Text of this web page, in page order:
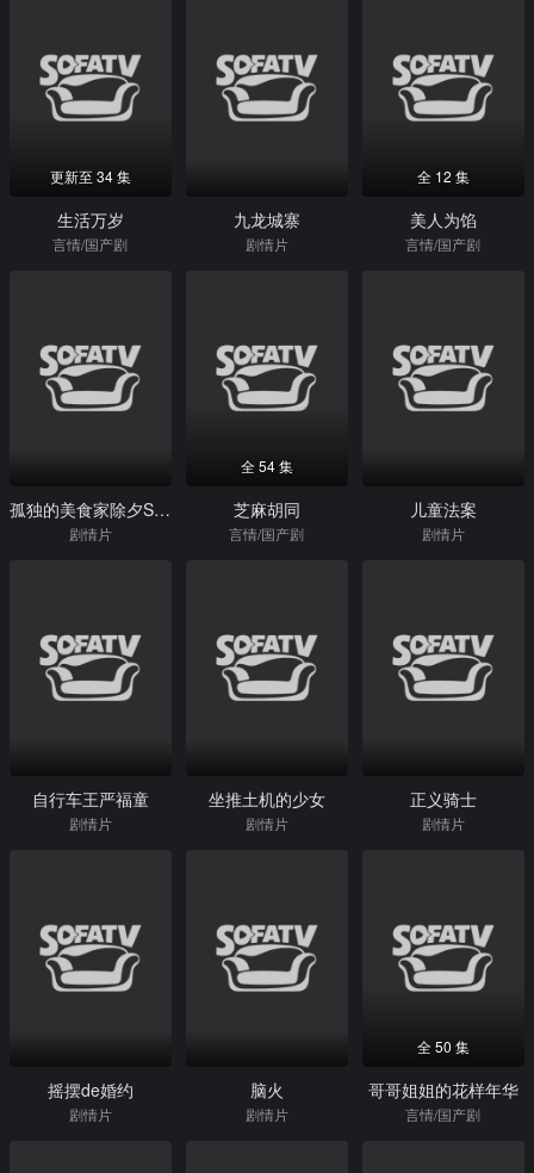
更新至 34 集
生活万岁
言情/国产剧
九龙城寨
剧情片
全 12 集
美人为馅
言情/国产剧
孤独的美食家除夕SP：京都・名古屋出差篇
剧情片
全 54 集
芝麻胡同
言情/国产剧
儿童法案
剧情片
自行车王严福童
剧情片
坐推土机的少女
剧情片
正义骑士
剧情片
摇摆de婚约
剧情片
脑火
剧情片
全 50 集
哥哥姐姐的花样年华
言情/国产剧